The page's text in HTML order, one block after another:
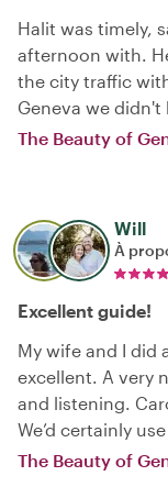
Halit was timely,
afternoon with.
the city traffic
Geneva we didn't
The Beauty of
Will
À
Excellent guide!
My wife and I did
excellent. A very
and listening.
We’d certainly
The Beauty of